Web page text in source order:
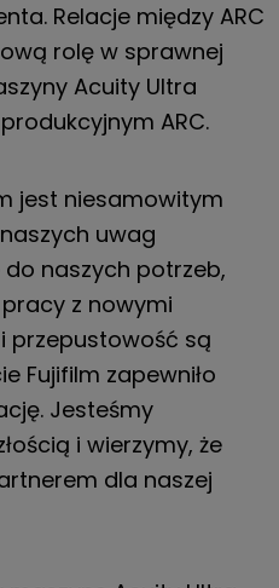
Relacje między ARC
rolę w sprawnej
Acuity Ultra
ARC.
jest niesamowitym
uwag
naszych potrzeb,
z nowymi
przepustowość są
Fujifilm zapewniło
Jesteśmy
i wierzymy, że
dla naszej